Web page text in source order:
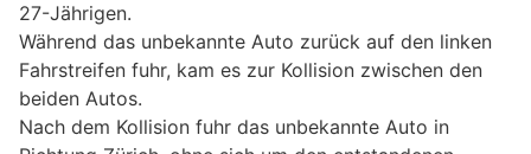
27-Jährigen.
Während das unbekannte Auto zurück auf den linken
Fahrstreifen fuhr, kam es zur Kollision zwischen den
beiden Autos.
Nach dem Kollision fuhr das unbekannte Auto in